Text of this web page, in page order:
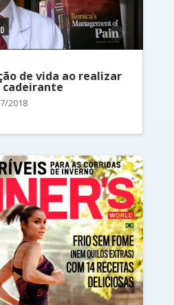
de vida ao realizar
cadeirante
2018